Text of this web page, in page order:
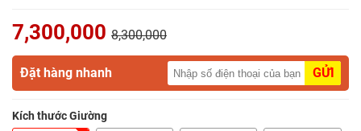
Tivi
Gỗ
Salon
7,300,000 8,300,000
Đặt hàng nhanh GỬI
Kích thước Giường